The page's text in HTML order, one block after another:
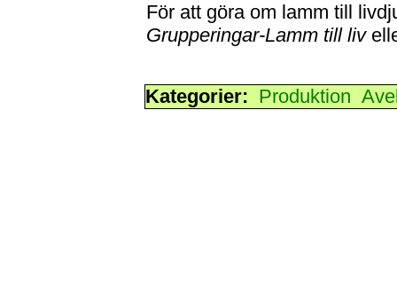
För att göra om lamm till
Grupperingar-Lamm till liv
Kategorier: Produktion